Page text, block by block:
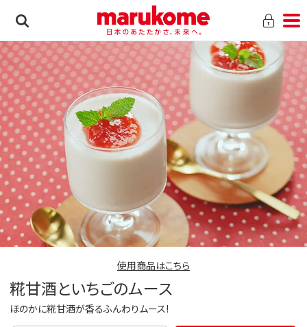
使用商品はこちら
糀甘酒といちごのムース
ほのかに糀甘酒が香るふんわりムース!